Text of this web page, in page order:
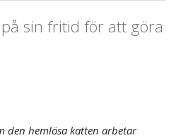
sin fritid för att göra
den hemlösa katten arbetar